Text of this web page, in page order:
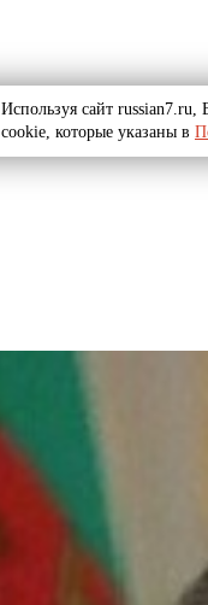
Используя сайт russian7.ru,
cookie, которые указаны в